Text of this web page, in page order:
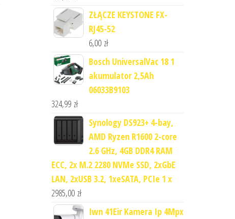
ZŁĄCZE KEYSTONE FX-
RJ45-52
6,00 zł
Bosch UniversalVac 18 1
akumulator 2,5Ah
06033B9103
324,99 zł
Synology DS923+ 4-bay,
AMD Ryzen R1600 2-core
2.6 GHz, 4GB DDR4 RAM
ECC, 2x M.2 2280 NVMe SSD, 2xGbE
LAN, 2xUSB 3.2, 1xeSATA, PCIe 1 x
2985,00 zł
Iwn 41Eir Kamera Ip 4Mpx